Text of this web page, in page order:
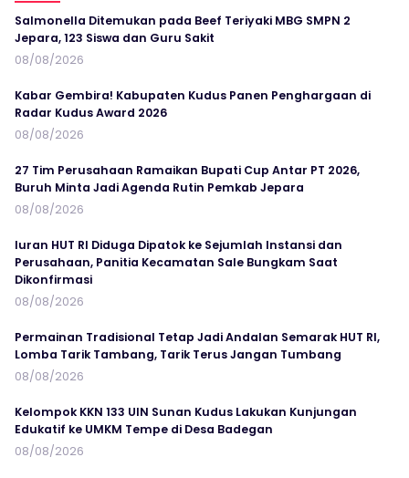
Salmonella Ditemukan pada Beef Teriyaki MBG SMPN 2
Jepara, 123 Siswa dan Guru Sakit
08/08/2026
Kabar Gembira! Kabupaten Kudus Panen Penghargaan di
Radar Kudus Award 2026
08/08/2026
27 Tim Perusahaan Ramaikan Bupati Cup Antar PT 2026,
Buruh Minta Jadi Agenda Rutin Pemkab Jepara
08/08/2026
Iuran HUT RI Diduga Dipatok ke Sejumlah Instansi dan
Perusahaan, Panitia Kecamatan Sale Bungkam Saat
Dikonfirmasi
08/08/2026
Permainan Tradisional Tetap Jadi Andalan Semarak HUT RI,
Lomba Tarik Tambang, Tarik Terus Jangan Tumbang
08/08/2026
Kelompok KKN 133 UIN Sunan Kudus Lakukan Kunjungan
Edukatif ke UMKM Tempe di Desa Badegan
08/08/2026